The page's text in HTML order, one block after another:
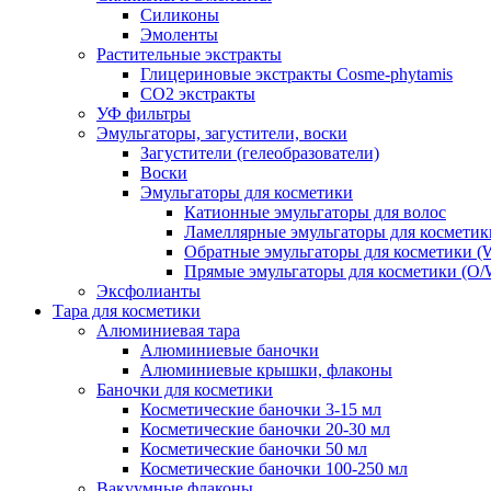
Силиконы
Эмоленты
Растительные экстракты
Глицериновые экстракты Cosme-phytamis
СО2 экстракты
УФ фильтры
Эмульгаторы, загустители, воски
Загустители (гелеобразователи)
Воски
Эмульгаторы для косметики
Катионные эмульгаторы для волос
Ламеллярные эмульгаторы для
Обратные эмульгаторы для косметики
Прямые эмульгаторы для косметики (O/
Эксфолианты
Тара для косметики
Алюминиевая тара
Алюминиевые баночки
Алюминиевые крышки, флаконы
Баночки для косметики
Косметические баночки 3-15 мл
Косметические баночки 20-30 мл
Косметические баночки 50 мл
Косметические баночки 100-250 мл